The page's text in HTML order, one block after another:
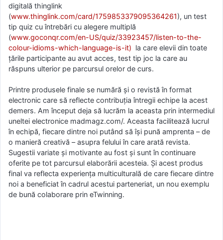
digitală thinglink
(www.thinglink.com/card/1759853379095364261), un test
tip quiz cu întrebări cu alegere multiplă
(www.goconqr.com/en-US/quiz/33923457/listen-to-the-
colour-idioms-which-language-is-it) la care elevii din toate
țările participante au avut acces, test tip joc la care au
răspuns ulterior pe parcursul orelor de curs.
Printre produsele finale se numără și o revistă în format
electronic care să reflecte contribuția întregii echipe la acest
demers. Am început deja să lucrăm la aceasta prin intermediul
uneltei electronice madmagz.com/. Aceasta facilitează lucrul
în echipă, fiecare dintre noi putând să își pună amprenta – de
o manieră creativă – asupra felului în care arată revista.
Sugestii variate și motivante au fost și sunt în continuare
oferite pe tot parcursul elaborării acesteia. Și acest produs
final va reflecta experiența multiculturală de care fiecare dintre
noi a beneficiat în cadrul acestui parteneriat, un nou exemplu
de bună colaborare prin eTwinning.